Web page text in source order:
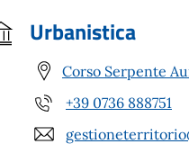
Urbanistica
Corso Serpente
+39 0736 888751